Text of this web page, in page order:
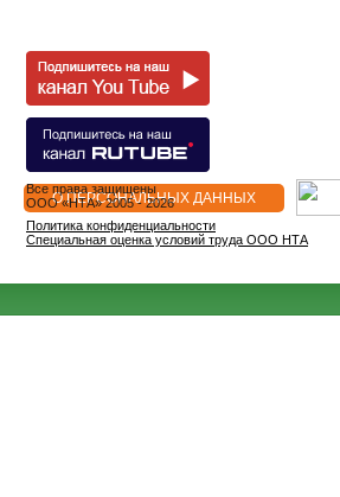
О ПЕРСОНАЛЬНЫХ ДАННЫХ
Все права защищены
OOO «НТА» 2005 - 2026
Политика конфиденциальности
Специальная оценка условий труда ООО НТА